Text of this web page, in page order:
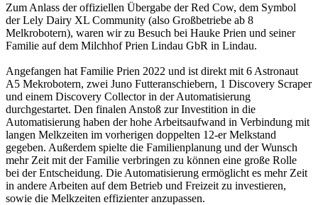
Zum Anlass der offiziellen Übergabe der Red Cow, dem Symbol
der Lely Dairy XL Community (also Großbetriebe ab 8
Melkrobotern), waren wir zu Besuch bei Hauke Prien und seiner
Familie auf dem Milchhof Prien Lindau GbR in Lindau.
Angefangen hat Familie Prien 2022 und ist direkt mit 6 Astronaut
A5 Mekrobotern, zwei Juno Futteranschiebern, 1 Discovery Scraper
und einem Discovery Collector in der Automatisierung
durchgestartet. Den finalen Anstoß zur Investition in die
Automatisierung haben der hohe Arbeitsaufwand in Verbindung mit
langen Melkzeiten im vorherigen doppelten 12-er Melkstand
gegeben. Außerdem spielte die Familienplanung und der Wunsch
mehr Zeit mit der Familie verbringen zu können eine große Rolle
bei der Entscheidung. Die Automatisierung ermöglicht es mehr Zeit
in andere Arbeiten auf dem Betrieb und Freizeit zu investieren,
sowie die Melkzeiten effizienter anzupassen.